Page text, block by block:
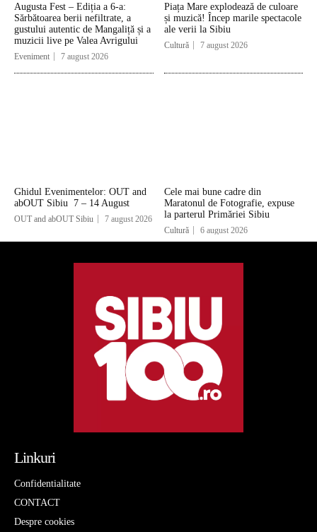
Augusta Fest – Ediția a 6-a:
Sărbătoarea berii nefiltrate, a
gustului autentic de Mangaliță și a
muzicii live pe Valea Avrigului
Eveniment 7 august 2026
Piața Mare explodează de culoare
și muzică! Încep marile spectacole
ale verii la Sibiu
Cultură 7 august 2026
Ghidul Evenimentelor: OUT and
abOUT Sibiu 7 – 14 August
OUT and abOUT Sibiu 7 august 2026
Cele mai bune cadre din
Maratonul de Fotografie, expuse
la parterul Primăriei Sibiu
Cultură 6 august 2026
Linkuri
Confidentialitate
CONTACT
Despre cookies